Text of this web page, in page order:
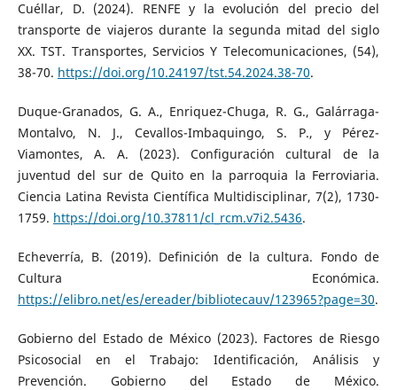
Cuéllar, D. (2024). RENFE y la evolución del precio del
transporte de viajeros durante la segunda mitad del siglo
XX. TST. Transportes, Servicios Y Telecomunicaciones, (54),
38-70. https://doi.org/10.24197/tst.54.2024.38-70.
Duque-Granados, G. A., Enriquez-Chuga, R. G., Galárraga-
Montalvo, N. J., Cevallos-Imbaquingo, S. P., y Pérez-
Viamontes, A. A. (2023). Configuración cultural de la
juventud del sur de Quito en la parroquia la Ferroviaria.
Ciencia Latina Revista Científica Multidisciplinar, 7(2), 1730-
1759. https://doi.org/10.37811/cl_rcm.v7i2.5436.
Echeverría, B. (2019). Definición de la cultura. Fondo de
Cultura Económica.
https://elibro.net/es/ereader/bibliotecauv/123965?page=30.
Gobierno del Estado de México (2023). Factores de Riesgo
Psicosocial en el Trabajo: Identificación, Análisis y
Prevención. Gobierno del Estado de México.